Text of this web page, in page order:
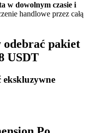
w dowolnym czasie i
handlowe przez całą
pakiet
USDT
ekskluzywne